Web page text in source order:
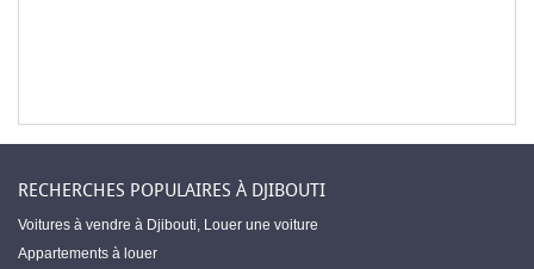
RECHERCHES POPULAIRES À DJIBOUTI
Voitures à vendre à Djibouti, Louer une voiture
Appartements à louer